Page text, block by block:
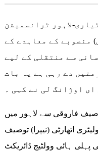
لاہور ٹرانسمیشن
منصوبے کے معاہدے کے
سے منتقلی کے لیے
دے رہی ہے یہ بات
اوژانگ لی نے کہی ۔
فاروقی سے لاہور میں
اتھارٹی (نیپرا) توصیف
ہائی وولٹیج ڈائریکٹ